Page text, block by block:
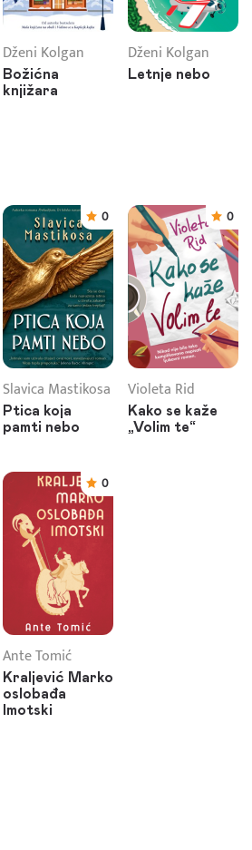
Dženi Kolgan
Božićna
knjižara
Dženi Kolgan
Letnje nebo
0
Slavica Mastikosa
Ptica koja
pamti nebo
0
Violeta Rid
Kako se kaže
„Volim te“
0
Ante Tomić
Kraljević Marko
oslobađa
Imotski